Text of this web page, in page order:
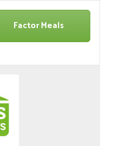
Factor Meals